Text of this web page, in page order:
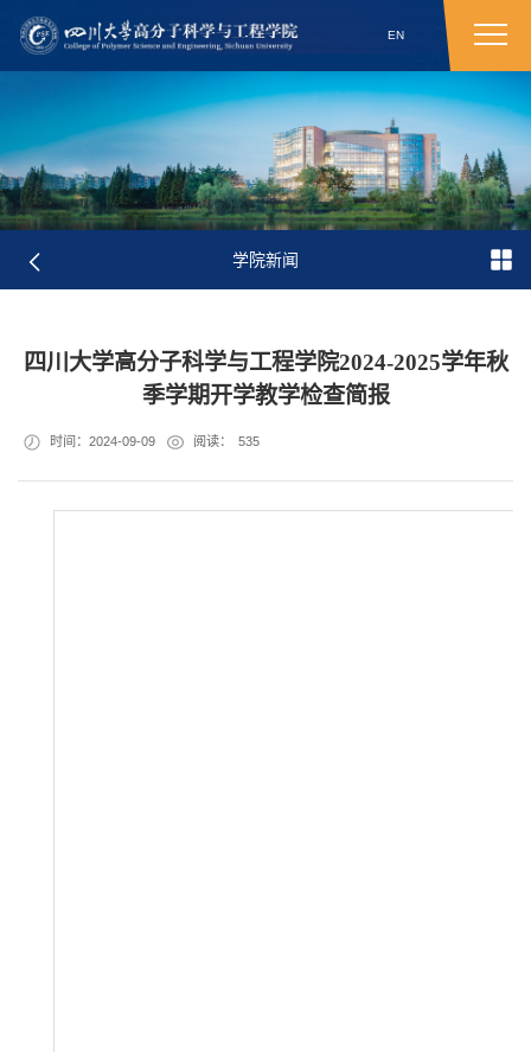
EN
学院新闻
四川大学高分子科学与工程学院2024-2025学年秋
季学期开学教学检查简报
时间：2024-09-09 阅读： 535